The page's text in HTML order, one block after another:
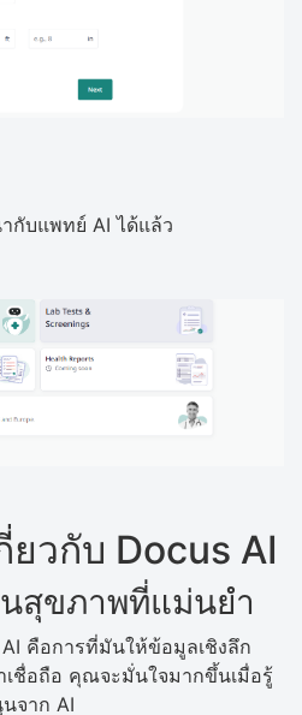
บแพทย์ AI ได้แล้ว
ยวกับ Docus AI
สุขภาพที่แม่นยำ
คือการที่มันให้ข้อมูลเชิงลึก
ชื่อถือ คุณจะมั่นใจมากขึ้นเมื่อรู้
จาก AI